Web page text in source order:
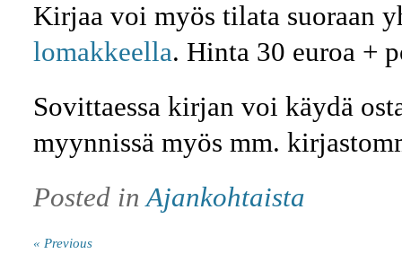
Kirjaa voi myös tilata suoraan
lomakkeella. Hinta 30 euroa +
Sovittaessa kirjan voi käydä
myynnissä myös mm.
Posted inAjankohtaista
« Previous